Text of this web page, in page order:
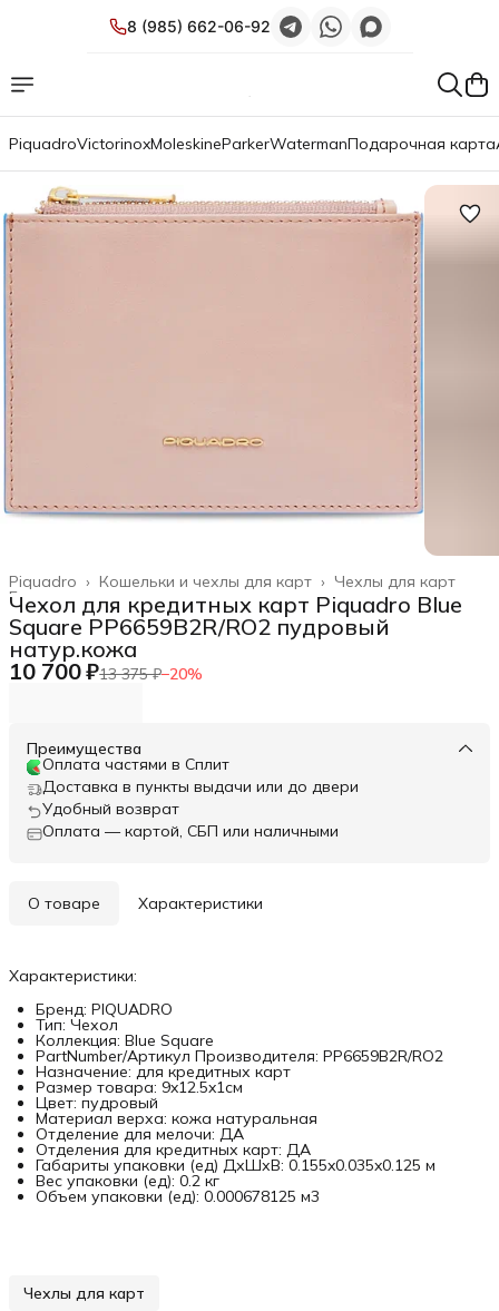
8 (985) 662-06-92
PiquadroVictorinoxMoleskineParkerWatermanПодарочная карта
Чехлы для карт
Кошельки и чехлы для карт ›
Piquadro ›
Главная
Чехол для кредитных карт Piquadro Blue
Square PP6659B2R/RO2 пудровый
натур.кожа
10 700 ₽13 375 ₽−20%
Преимущества
Оплата частями в Сплит
Доставка в пункты выдачи или до двери
Удобный возврат
Оплата — картой, СБП или наличными
О товаре Характеристики
Характеристики:
Бренд: PIQUADRO
Тип: Чехол
Коллекция: Blue Square
PartNumber/Артикул Производителя: PP6659B2R/RO2
Назначение: для кредитных карт
Размер товара: 9x12.5x1см
Цвет: пудровый
Материал верха: кожа натуральная
Отделение для мелочи: ДА
Отделения для кредитных карт: ДА
Габариты упаковки (ед) ДхШхВ: 0.155x0.035x0.125 м
Вес упаковки (ед): 0.2 кг
Объем упаковки (ед): 0.000678125 м3
Чехлы для карт